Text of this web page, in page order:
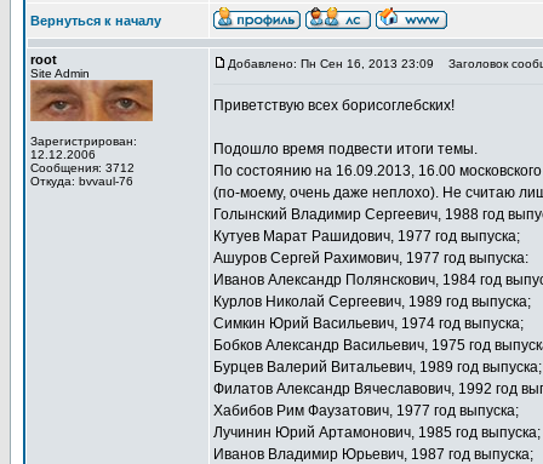
Вернуться к началу
root
Site Admin
Зарегистрирован:
12.12.2006
Сообщения: 3712
Откуда: bvvaul-76
Добавлено: Пн Сен 16, 2013 23:09 Заголовок
Приветствую всех борисоглебских!
Подошло время подвести итоги темы.
По состоянию на 16.09.2013, 16.00
(по-моему, очень даже неплохо). Не считаю
Голынский Владимир Сергеевич, 1988 год
Кутуев Марат Рашидович, 1977 год выпуска;
Ашуров Сергей Рахимович, 1977 год выпуска:
Иванов Александр Полянскович, 1984 год
Курлов Николай Сергеевич, 1989 год выпуска;
Симкин Юрий Васильевич, 1974 год выпуска;
Бобков Александр Васильевич, 1975 год
Бурцев Валерий Витальевич, 1989 год выпуска;
Филатов Александр Вячеславович, 1992 год
Хабибов Рим Фаузатович, 1977 год выпуска;
Лучинин Юрий Артамонович, 1985 год выпуска;
Иванов Владимир Юрьевич, 1987 год выпуска;